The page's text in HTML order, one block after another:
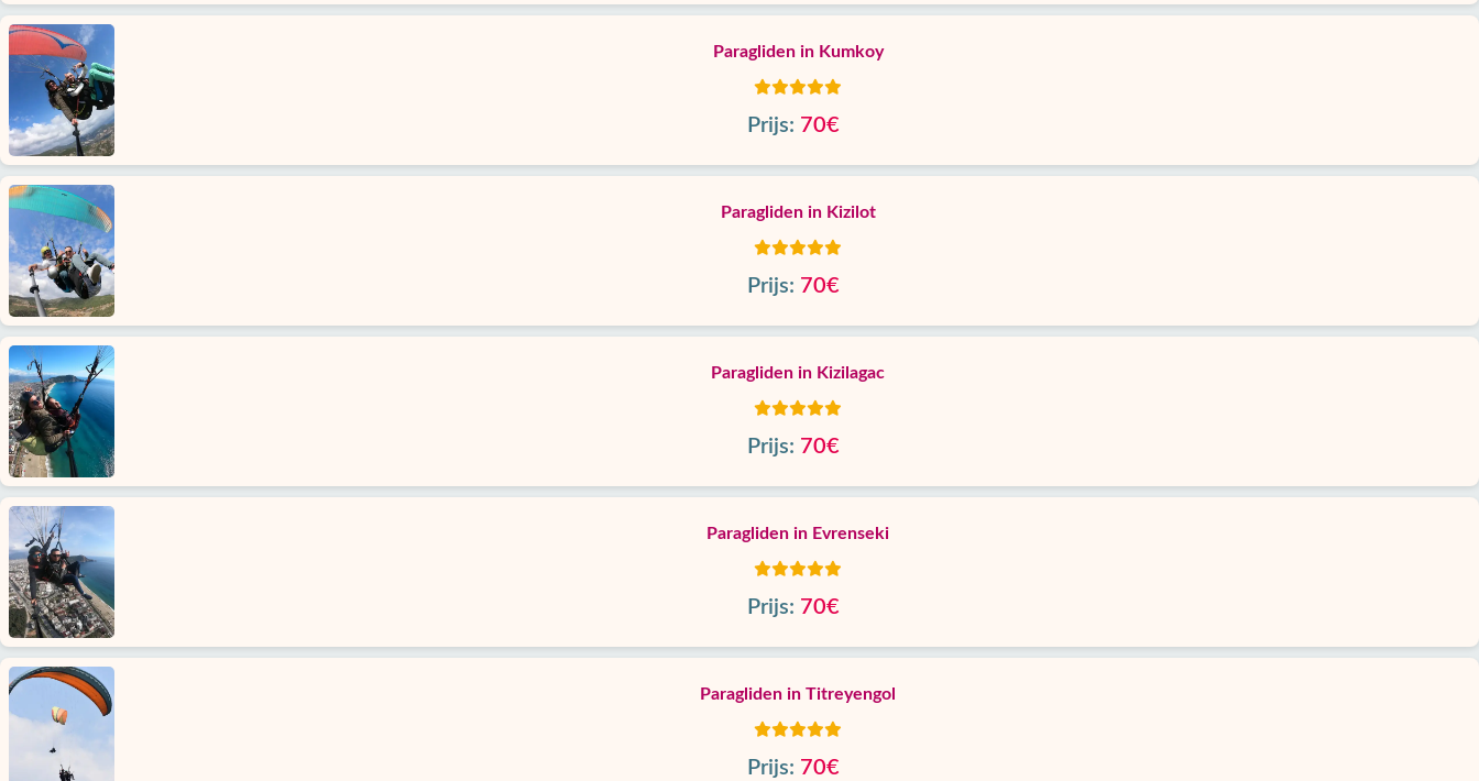
Paragliden in Kumkoy
Prijs: 70€
Paragliden in Kizilot
Prijs: 70€
Paragliden in Kizilagac
Prijs: 70€
Paragliden in Evrenseki
Prijs: 70€
Paragliden in Titreyengol
Prijs: 70€